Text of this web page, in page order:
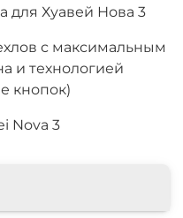
для Хуавей Нова 3
с максимальным
и технологией
кнопок)
Nova 3